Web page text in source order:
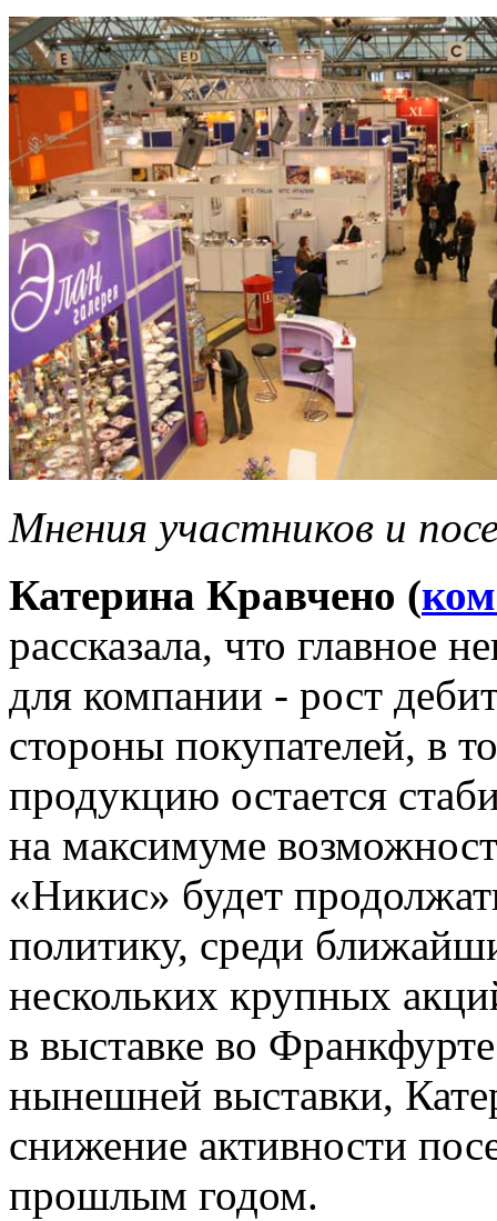
Мнения участников и
Катерина Кравчено (
рассказала, что главное
для компании - рост
стороны покупателей, в
продукцию остается
на максимуме
«Никис» будет
политику, среди
нескольких крупных
в выставке во
нынешней выставки,
снижение активности
прошлым годом.